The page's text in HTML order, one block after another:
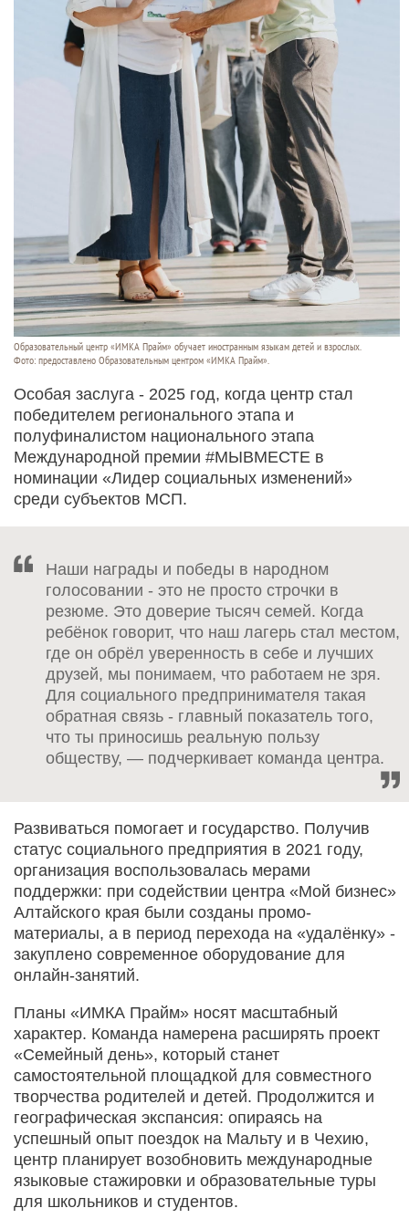
Образовательный центр «ИМКА Прайм» обучает иностранным языкам детей и взрослых.
Фото: предоставлено Образовательным центром «ИМКА Прайм».
Особая заслуга - 2025 год, когда центр стал
победителем регионального этапа и
полуфиналистом национального этапа
Международной премии #МЫВМЕСТЕ в
номинации «Лидер социальных изменений»
среди субъектов МСП.
Наши награды и победы в народном
голосовании - это не просто строчки в
резюме. Это доверие тысяч семей. Когда
ребёнок говорит, что наш лагерь стал местом,
где он обрёл уверенность в себе и лучших
друзей, мы понимаем, что работаем не зря.
Для социального предпринимателя такая
обратная связь - главный показатель того,
что ты приносишь реальную пользу
обществу, — подчеркивает команда центра.
Развиваться помогает и государство. Получив
статус социального предприятия в 2021 году,
организация воспользовалась мерами
поддержки: при содействии центра «Мой бизнес»
Алтайского края были созданы промо-
материалы, а в период перехода на «удалёнку» -
закуплено современное оборудование для
онлайн-занятий.
Планы «ИМКА Прайм» носят масштабный
характер. Команда намерена расширять проект
«Семейный день», который станет
самостоятельной площадкой для совместного
творчества родителей и детей. Продолжится и
географическая экспансия: опираясь на
успешный опыт поездок на Мальту и в Чехию,
центр планирует возобновить международные
языковые стажировки и образовательные туры
для школьников и студентов.